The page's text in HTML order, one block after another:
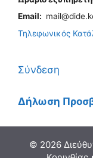
Email:
Τηλεφωνικός
Σύνδεση
Δήλωση
© 2026